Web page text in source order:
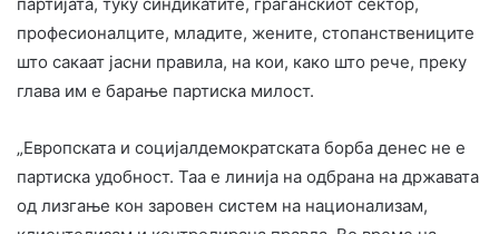
професионалците, младите, жените, стопанствениците
што сакаат јасни правила, на кои, како што рече, преку
глава им е барање партиска милост.
„Европската и социјалдемократската борба денес не е
партиска удобност. Таа е линија на одбрана на државата
од лизгање кон заровен систем на национализам,